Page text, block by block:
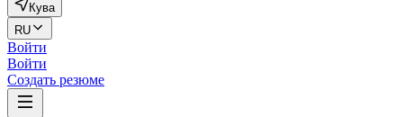
Кува
RU
Войти
Войти
Создать резюме